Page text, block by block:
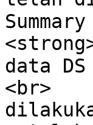
data
<br>